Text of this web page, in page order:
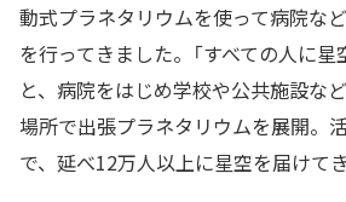
動式プラネタリウムを使って病院な
を行ってきました。「すべての人に星
と、病院をはじめ学校や公共施設な
場所で出張プラネタリウムを展開。
で、延べ12万人以上に星空を届けて